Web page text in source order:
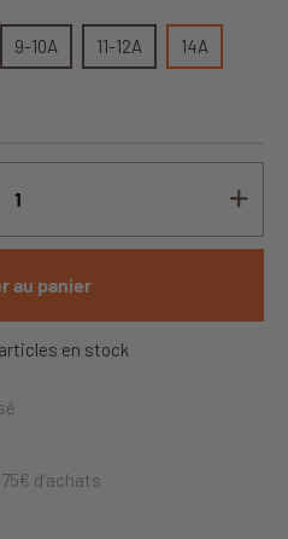
9-10A 11-12A 14A
au panier
en stock
d’achats